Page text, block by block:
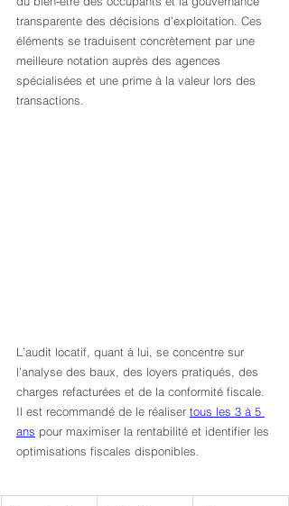
transparente des décisions d’exploitation. Ces
éléments se traduisent concrètement par une
meilleure notation auprès des agences
spécialisées et une prime à la valeur lors des
transactions.
L’audit locatif, quant à lui, se concentre sur
l’analyse des baux, des loyers pratiqués, des
charges refacturées et de la conformité fiscale.
Il est recommandé de le réaliser tous les 3 à 5
ans pour maximiser la rentabilité et identifier les
optimisations fiscales disponibles.